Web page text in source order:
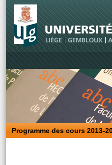
Programme des cours 2013-